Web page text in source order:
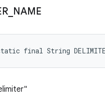
NAME
final String